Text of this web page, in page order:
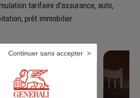
tarifaire d'assurance, auto,
prêt immobilier.
Continuer sans accepter